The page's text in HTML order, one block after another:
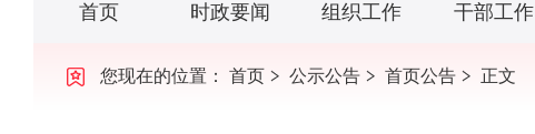
首页 时政要闻 组织工作 干部工作
您现在的位置： 首页 公示公告 首页公告 正文